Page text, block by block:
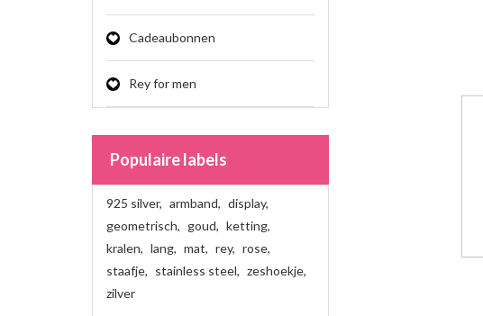
Cadeaubonnen
Rey for men
Populaire labels
925 silver, armband, display,
geometrisch, goud, ketting,
kralen, lang, mat, rey, rose,
staafje, stainless steel, zeshoekje,
zilver